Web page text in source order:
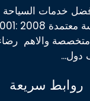
خدمات السياحة
متخصصة والاهم
دول...
روابط سريعة